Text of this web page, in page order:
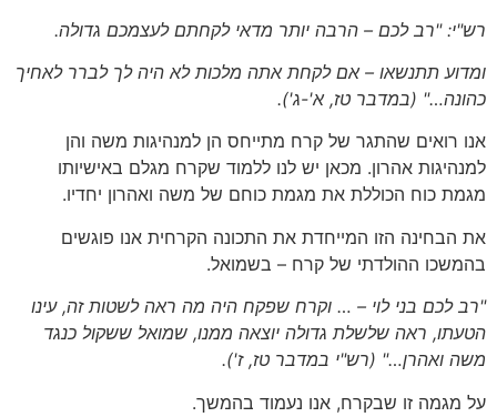
רש"י: "רב לכם – הרבה יותר מדאי לקחתם לעצמכם גדולה.
ומדוע תתנשאו – אם לקחת אתה מלכות לא היה לך לברר לאחיך
כהונה…" (במדבר טז, א'-ג').
אנו רואים שהתגר של קרח מתייחס הן למנהיגות משה והן
למנהיגות אהרון. מכאן יש לנו ללמוד שקרח מגלם באישיותו
מגמת כוח הכוללת את מגמת כוחם של משה ואהרון יחדיו.
את הבחינה הזו המייחדת את התכונה הקרחית אנו פוגשים
בהמשכו ההולדתי של קרח – בשמואל.
"רב לכם בני לוי – … וקרח שפקח היה מה ראה לשטות זה, עינו
הטעתו, ראה שלשלת גדולה יוצאה ממנו, שמואל ששקול כנגד
משה ואהרן…" (רש"י במדבר טז, ז').
על מגמה זו שבקרח, אנו נעמוד בהמשך.